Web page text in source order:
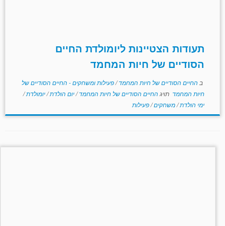
תעודות הצטיינות ליומולדת החיים
הסודיים של חיות המחמד
ב החיים הסודיים של חיות המחמד/פעילות ומשחקים - החיים הסודיים של
חיות המחמד תויג החיים הסודיים של חיות המחמד/יום הולדת/יומולדת/
ימי הולדת/משחקים/פעילות